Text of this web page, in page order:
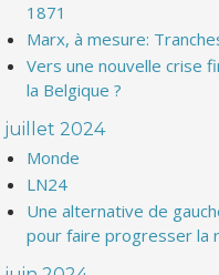
1871
Marx, à mesure:
Vers une nouvelle crise
la Belgique ?
juillet 2024
Monde
LN24
Une alternative de
pour faire progresser la